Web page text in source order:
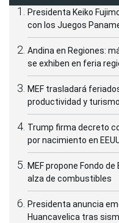
Presidenta Keiko
con los Juegos
Andina en Regiones:
se exhiben en feria
MEF trasladará
productividad y turismo
Trump firma decreto
por nacimiento en
MEF propone Fondo
alza de combustibles
Presidenta anuncia
Huancavelica tras